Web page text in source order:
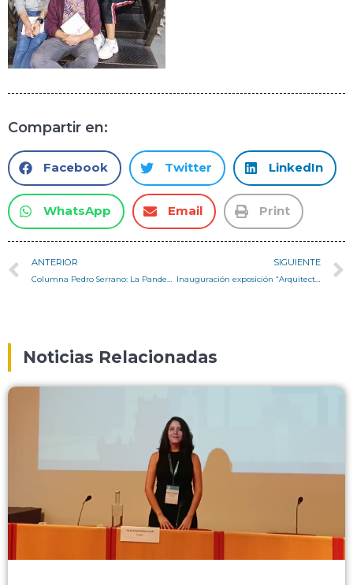
Compartir en:
Facebook Twitter LinkedIn
WhatsApp Email Print
ANTERIOR SIGUIENTE
Inauguración exposición “Arquitectura y Cultura Chileno-Antártica. Análisis arquitectónico y antropológico de la cultura y formas de habitar en la Base Aérea Eduardo Frei Montalva”
Noticias Relacionadas